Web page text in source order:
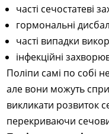
часті сечостатеві
гормональні
часті випадки
інфекційні
Поліпи самі по собі
але вони можуть
викликати розвиток
перекриваючи